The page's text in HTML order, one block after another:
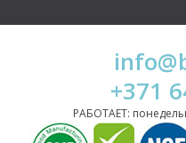
+371
РАБОТАЕТ: